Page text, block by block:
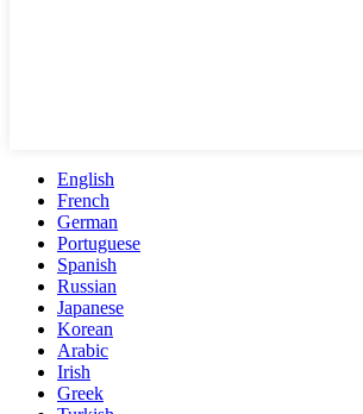
English
French
German
Portuguese
Spanish
Russian
Japanese
Korean
Arabic
Irish
Greek